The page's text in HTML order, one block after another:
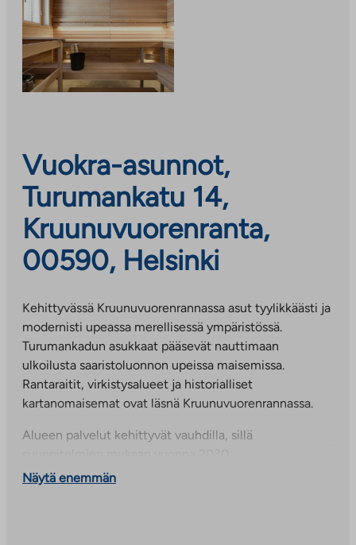
Vuokra-asunnot,
Turumankatu 14,
Kruunuvuorenranta,
00590, Helsinki
Kehittyvässä Kruunuvuorenrannassa asut tyylikkäästi ja
modernisti upeassa merellisessä ympäristössä.
Turumankadun asukkaat pääsevät nauttimaan
ulkoilusta saaristoluonnon upeissa maisemissa.
Rantaraitit, virkistysalueet ja historialliset
kartanomaisemat ovat läsnä Kruunuvuorenrannassa.
Alueen palvelut kehittyvät vauhdilla, sillä
Kruunuvuorenrannassa asuu jo yli 13 000 asukasta.
Näytä enemmän